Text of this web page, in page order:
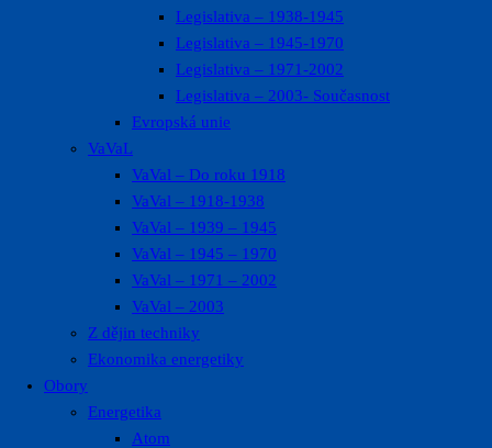
Legislativa – 1938-1945
Legislativa – 1945-1970
Legislativa – 1971-2002
Legislativa – 2003- Současnost
Evropská unie
VaVaL
VaVal – Do roku 1918
VaVal – 1918-1938
VaVal – 1939 – 1945
VaVal – 1945 – 1970
VaVal – 1971 – 2002
VaVal – 2003
Z dějin techniky
Ekonomika energetiky
Obory
Energetika
Atom